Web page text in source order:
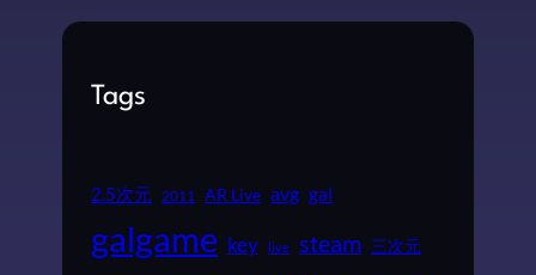
Tags
2.5次元 2011 AR Live avg gal
galgame key live steam 三次元